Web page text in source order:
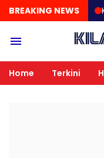
BREAKING NEWS
Kemnaker
Home Terkini